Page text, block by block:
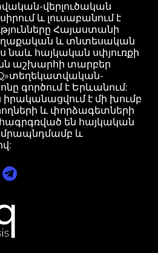
վերլուծական
և լուսաբանում է
Հայաստանի
և տնտեսական
նաև հայկական սփյուռքի
աշխարհի տարբեր
գործում է Երևանում:
է մի խումբ
և փորձագետների
են հայկական
և